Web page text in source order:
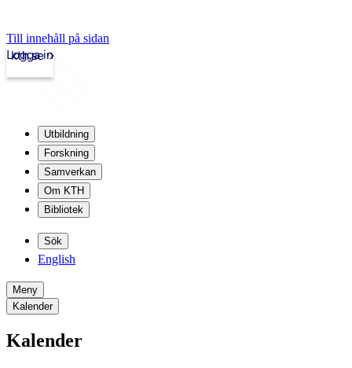
Till innehåll på sidan
kth.se
Logga in
Utbildning
Forskning
Samverkan
Om KTH
Bibliotek
Sök
English
Meny
Kalender
Kalender